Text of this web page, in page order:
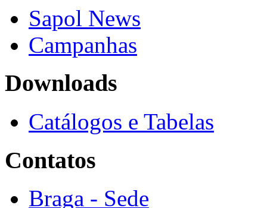
Sapol News
Campanhas
Downloads
Catálogos e Tabelas
Contatos
Braga - Sede